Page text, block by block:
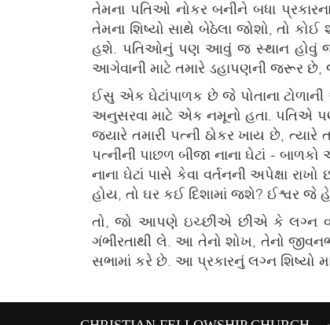
તેમના પતિઓ નોકર બનીને બધા
તેમના શિષ્યો સાથે બેઠેલા જોશો, તો
હશે. પતિઓનું પણ આવું જ સ્થાન હોવું
આગેવાની માટે તમારે ડહાપણની જરૂર છે,
ઈસુ એક ઘેટાંપાળક છે જે પોતાના
અનુસરવા માટે એક નમૂનો હતા. પતિએ
જ્યારે તમારી પત્ની ઠોકર ખાય છે, ત્યારે
પત્નીની પાછળ બીજા નાના ઘેટાં -
નાના ઘેટાં પાસે કેવા વર્તનની અપેક્ષા
હોય, તો ઘર કઈ દિશામાં જશે? ઈશ્વર જે
તો, જો આપણે ઇચ્છીએ છીએ કે લગ્ન
ગંભીરતાથી લે. આ તેનો શોખ, તેનો
સભામાં કરે છે. આ પ્રકારનું લગ્ન શિષ્યો